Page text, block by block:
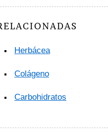
Herbácea
Colágeno
Carbohidratos